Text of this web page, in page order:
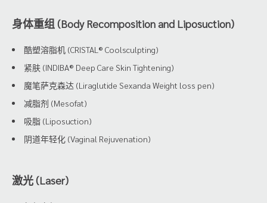
身体重组 (Body Recomposition and Liposuction)
酷塑溶脂机 (CRISTAL® Coolsculpting)
紧肤 (INDIBA® Deep Care Skin Tightening)
魔笔萨克森达 (Liraglutide Sexanda Weight loss pen)
减脂剂 (Mesofat)
吸脂 (Liposuction)
阴道年轻化 (Vaginal Rejuvenation)
激光 (Laser)